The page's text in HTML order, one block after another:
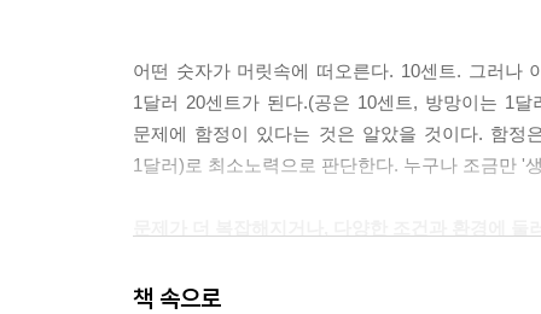
어떤 숫자가 머릿속에 떠오른다. 10센트. 그러나
1달러 20센트가 된다.(공은 10센트, 방망이는 1
문제에 함정이 있다는 것은 알았을 것이다. 함정
1달러)로 최소노력으로 판단한다. 누구나 조금만 '
이 책 『생각에 관한 생각』은 (이렇게 통제된 단
책 속으로